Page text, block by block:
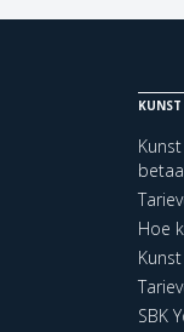
Hoe
SBK